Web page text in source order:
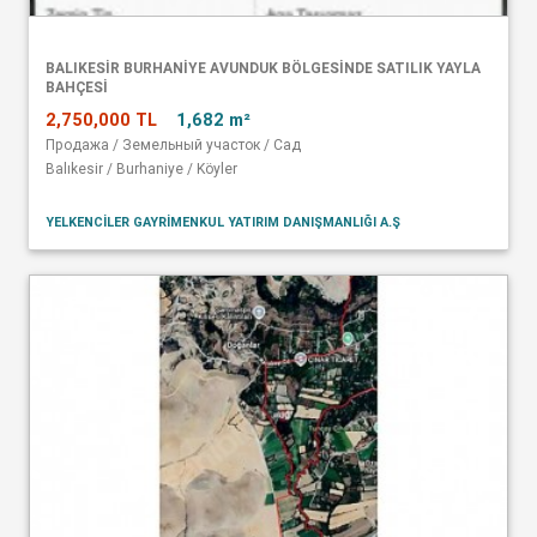
BALIKESİR BURHANİYE AVUNDUK BÖLGESİNDE SATILIK YAYLA
BAHÇESİ
2,750,000 TL 1,682 m²
Продажа / Земельный участок / Сад
Balıkesir / Burhaniye / Köyler
YELKENCİLER GAYRİMENKUL YATIRIM DANIŞMANLIĞI A.Ş